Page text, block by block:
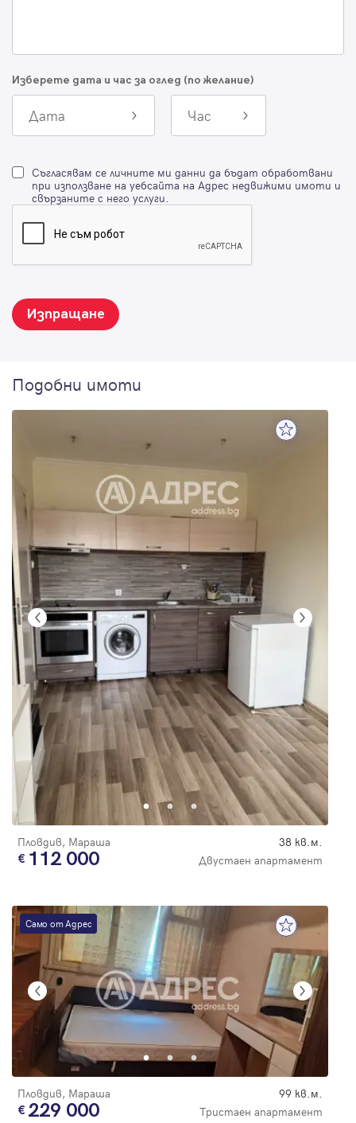
Изберете дата и час за оглед (по желание)
Дата Час
Съгласявам се личните ми данни да бъдат обработвани
при използване на уебсайта на Адрес недвижими имоти и
свързаните с него услуги.
Изпращане
Подобни имоти
Пловдив, Мараша 38 кв.м.
112 000 Двустаен апартамент
Само от Адрес
Пловдив, Мараша 99 кв.м.
229 000 Тристаен апартамент